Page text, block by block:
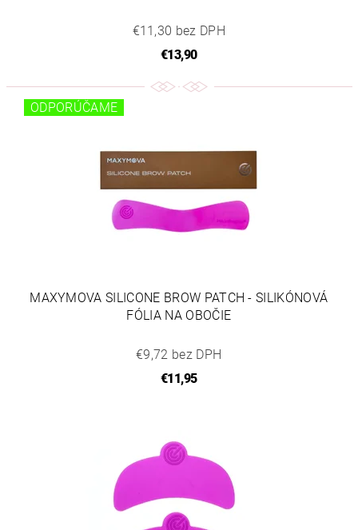
€11,30 bez DPH
€13,90
ODPORÚČAME
MAXYMOVA SILICONE BROW PATCH - SILIKÓNOVÁ
FÓLIA NA OBOČIE
€9,72 bez DPH
€11,95